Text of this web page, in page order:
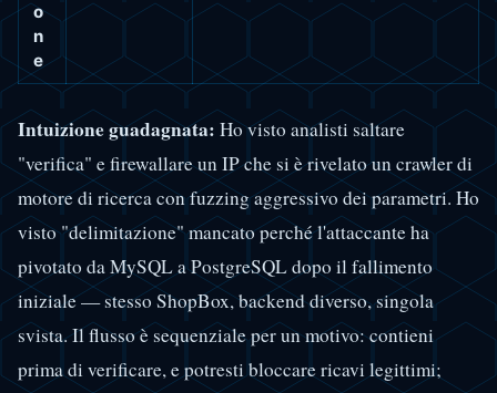
o
n
e
Intuizione guadagnata: Ho visto analisti saltare
"verifica" e firewallare un IP che si è rivelato un crawler di
motore di ricerca con fuzzing aggressivo dei parametri. Ho
visto "delimitazione" mancato perché l'attaccante ha
pivotato da MySQL a PostgreSQL dopo il fallimento
iniziale — stesso ShopBox, backend diverso, singola
svista. Il flusso è sequenziale per un motivo: contieni
prima di verificare, e potresti bloccare ricavi legittimi;